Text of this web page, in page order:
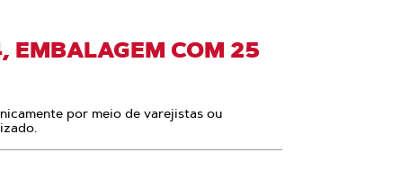
EMBALAGEM COM 25
por meio de varejistas ou